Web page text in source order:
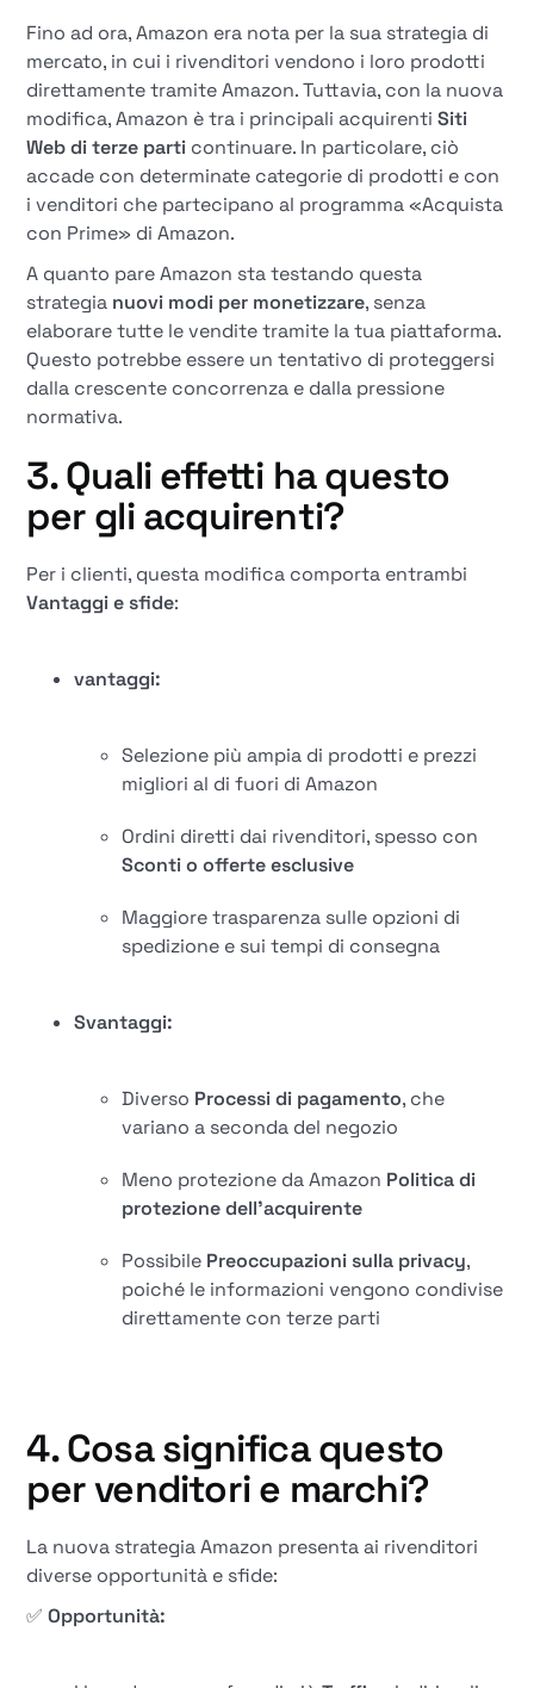
Fino ad ora, Amazon era nota per la sua strategia di
mercato, in cui i rivenditori vendono i loro prodotti
direttamente tramite Amazon. Tuttavia, con la nuova
modifica, Amazon è tra i principali acquirentiSiti
Web di terze parti continuare. In particolare, ciò
accade con determinate categorie di prodotti e con
i venditori che partecipano al programma «Acquista
con Prime» di Amazon.
A quanto pare Amazon sta testando questa
strategia nuovi modi per monetizzare, senza
elaborare tutte le vendite tramite la tua piattaforma.
Questo potrebbe essere un tentativo di proteggersi
dalla crescente concorrenza e dalla pressione
normativa.
3. Quali effetti ha questo
per gli acquirenti?
Per i clienti, questa modifica comporta entrambi
Vantaggi e sfide:
vantaggi:
Selezione più ampia di prodotti e prezzi
migliori al di fuori di Amazon
Ordini diretti dai rivenditori, spesso con
Sconti o offerte esclusive
Maggiore trasparenza sulle opzioni di
spedizione e sui tempi di consegna
Svantaggi:
Diverso Processi di pagamento, che
variano a seconda del negozio
Meno protezione da Amazon Politica di
protezione dell'acquirente
Possibile Preoccupazioni sulla privacy,
poiché le informazioni vengono condivise
direttamente con terze parti
4. Cosa significa questo
per venditori e marchi?
La nuova strategia Amazon presenta ai rivenditori
diverse opportunità e sfide:
✅Opportunità: